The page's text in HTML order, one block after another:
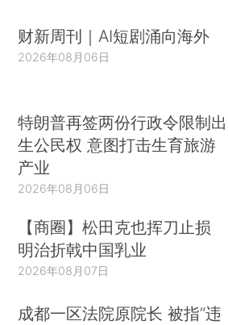
财新周刊｜AI短剧涌向海外
2026年08月06日
特朗普再签两份行政令限制出
生公民权 意图打击生育旅游
产业
2026年08月06日
【商圈】松田克也挥刀止损
明治折戟中国乳业
2026年08月07日
成都一区法院原院长 被指“违